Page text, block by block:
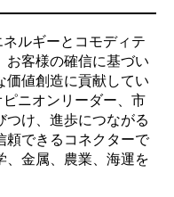
ルギーとコモディテ
お客様の確信に基づい
価値創造に貢献してい
ニオンリーダー、市
つけ、進歩につながる
頼できるコネクターで
、金属、農業、海運を